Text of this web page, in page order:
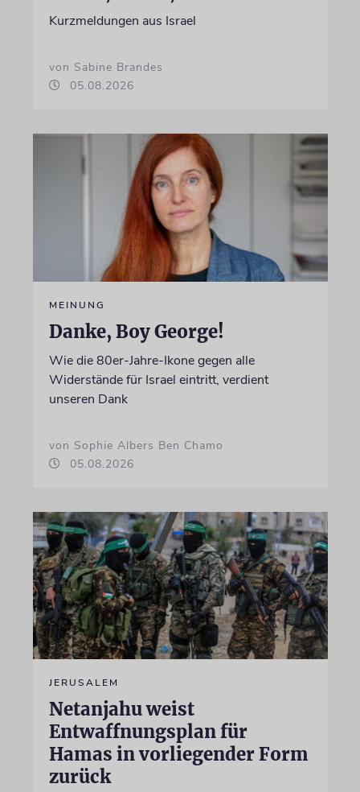
Kurzmeldungen aus Israel
von Sabine Brandes
05.08.2026
MEINUNG
Danke, Boy George!
Wie die 80er-Jahre-Ikone gegen alle
Widerstände für Israel eintritt, verdient
unseren Dank
von Sophie Albers Ben Chamo
05.08.2026
JERUSALEM
Netanjahu weist
Entwaffnungsplan für
Hamas in vorliegender Form
zurück